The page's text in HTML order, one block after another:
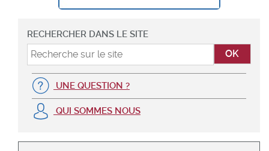
RECHERCHER DANS LE SITE
UNE QUESTION ?
QUI SOMMES NOUS